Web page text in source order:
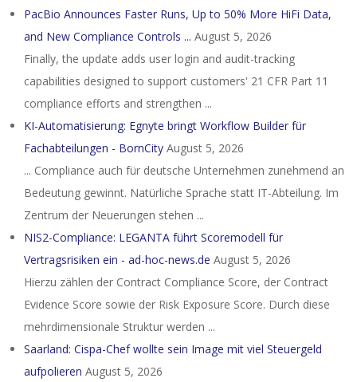
PacBio Announces Faster Runs, Up to 50% More HiFi Data,
and New Compliance Controls ... August 5, 2026
Finally, the update adds user login and audit-tracking
capabilities designed to support customers' 21 CFR Part 11
compliance efforts and strengthen ...
KI-Automatisierung: Egnyte bringt Workflow Builder für
Fachabteilungen - BornCity August 5, 2026
... Compliance auch für deutsche Unternehmen zunehmend an
Bedeutung gewinnt. Natürliche Sprache statt IT-Abteilung. Im
Zentrum der Neuerungen stehen ...
NIS2-Compliance: LEGANTA führt Scoremodell für
Vertragsrisiken ein - ad-hoc-news.de August 5, 2026
Hierzu zählen der Contract Compliance Score, der Contract
Evidence Score sowie der Risk Exposure Score. Durch diese
mehrdimensionale Struktur werden ...
Saarland: Cispa-Chef wollte sein Image mit viel Steuergeld
aufpolieren August 5, 2026